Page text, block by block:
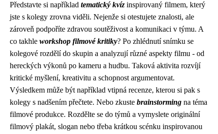
Představte si například tematický kvíz inspirovaný filmem, který
jste s kolegy zrovna viděli. Nejenže si otestujete znalosti, ale
zároveň podpoříte zdravou soutěživost a komunikaci v týmu. A
co takhle workshop filmové kritiky? Po zhlédnutí snímku se
kolegové rozdělí do skupin a analyzují různé aspekty filmu - od
hereckých výkonů po kameru a hudbu. Taková aktivita rozvíjí
kritické myšlení, kreativitu a schopnost argumentovat.
Výsledkem může být například vtipná recenze, kterou si pak s
kolegy s nadšením přečtete. Nebo zkuste brainstorming na téma
filmové produkce. Rozdělte se do týmů a vymyslete originální
filmový plakát, slogan nebo třeba krátkou scénku inspirovanou